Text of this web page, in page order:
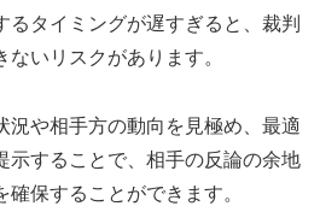
るタイミングが遅すぎると、裁判
いリスクがあります。
況や相手方の動向を見極め、最適
示することで、相手の反論の余地
保することができます。